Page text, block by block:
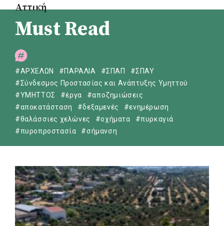
Αττική
Must Read
#ΑΡΧΕΛΩΝ #ΠΑΡΑΛΙΑ #ΣΠΑΠ
#ΣΠΑΥ
#Σύνδεσμος Προστασίας και Ανάπτυξης Υμηττού
#ΥΜΗΤΤΟΣ
#έργα
#αποζημιώσεις
#αποκατάσταση
#δεξαμενές
#ενημέρωση
#θαλάσσιες χελώνες
#οχήματα
#πυρκαγιά
#πυροπροστασία
#σήμανση